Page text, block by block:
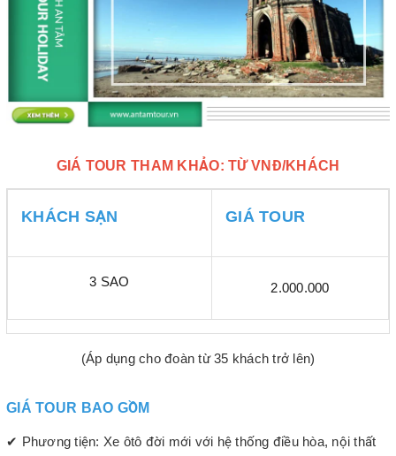
GIÁ TOUR THAM KHẢO: TỪ VNĐ/KHÁCH
KHÁCH SẠN GIÁ TOUR
3 SAO 2.000.000
(Áp dụng cho đoàn từ 35 khách trở lên)
GIÁ TOUR BAO GỒM
✔ Phương tiện: Xe ôtô đời mới với hệ thống điều hòa, nội thất